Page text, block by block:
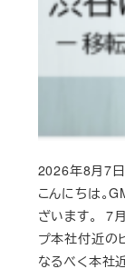
こんにちは。
ざいます。 7
プ本社付近の
なるべく本社
Published
2026年8月7日